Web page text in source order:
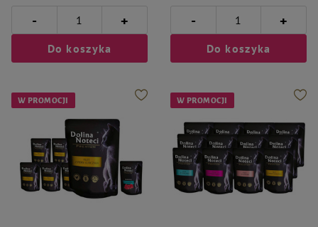
- +
Do koszyka
- +
Do koszyka
W PROMOCJI W PROMOCJI